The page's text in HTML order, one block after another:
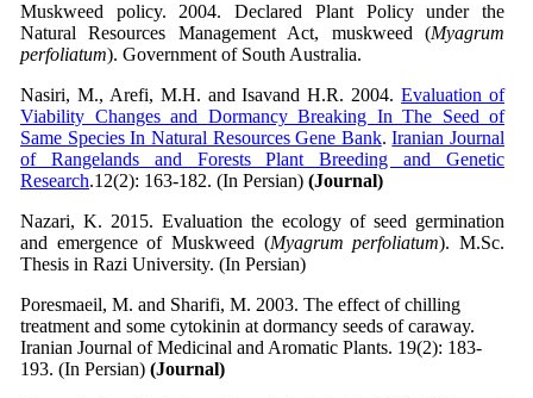
Muskweed policy. 2004. Declared Plant Policy under the
Natural Resources Management Act, muskweed (Myagrum
perfoliatum). Government of South Australia.
Nasiri, M., Arefi, M.H. and Isavand H.R. 2004.Evaluation of
Viability Changes and Dormancy Breaking In The Seed of
Same Species In Natural Resources Gene Bank.Iranian Journal
of Rangelands and Forests Plant Breeding and Genetic
Research.12(2): 163-182. (In Persian) (Journal)
Nazari, K. 2015. Evaluation the ecology of seed germination
and emergence of Muskweed (Myagrum perfoliatum). M.Sc.
Thesis in Razi University. (In Persian)
Poresmaeil, M. and Sharifi, M. 2003. The effect of chilling
treatment and some cytokinin at dormancy seeds of caraway.
Iranian Journal of Medicinal and Aromatic Plants. 19(2): 183-
193. (In Persian) (Journal)